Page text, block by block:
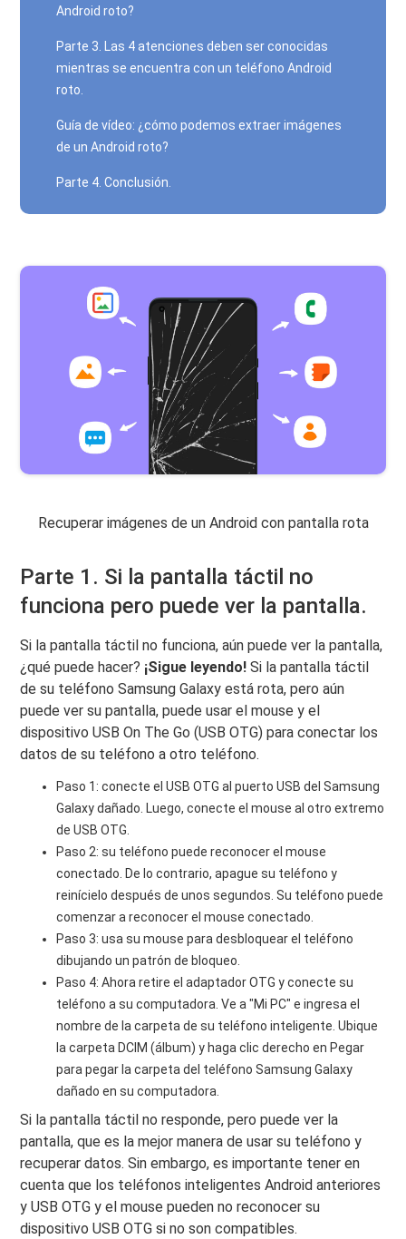
Android roto?
Parte 3. Las 4 atenciones deben ser conocidas
mientras se encuentra con un teléfono Android
roto.
Guía de vídeo: ¿cómo podemos extraer imágenes
de un Android roto?
Parte 4. Conclusión.
Recuperar imágenes de un Android con pantalla rota
Parte 1. Si la pantalla táctil no
funciona pero puede ver la pantalla.
Si la pantalla táctil no funciona, aún puede ver la pantalla,
¿qué puede hacer? ¡Sigue leyendo! Si la pantalla táctil
de su teléfono Samsung Galaxy está rota, pero aún
puede ver su pantalla, puede usar el mouse y el
dispositivo USB On The Go (USB OTG) para conectar los
datos de su teléfono a otro teléfono.
Paso 1: conecte el USB OTG al puerto USB del Samsung
Galaxy dañado. Luego, conecte el mouse al otro extremo
de USB OTG.
Paso 2: su teléfono puede reconocer el mouse
conectado. De lo contrario, apague su teléfono y
reinícielo después de unos segundos. Su teléfono puede
comenzar a reconocer el mouse conectado.
Paso 3: usa su mouse para desbloquear el teléfono
dibujando un patrón de bloqueo.
Paso 4: Ahora retire el adaptador OTG y conecte su
teléfono a su computadora. Ve a "Mi PC" e ingresa el
nombre de la carpeta de su teléfono inteligente. Ubique
la carpeta DCIM (álbum) y haga clic derecho en Pegar
para pegar la carpeta del teléfono Samsung Galaxy
dañado en su computadora.
Si la pantalla táctil no responde, pero puede ver la
pantalla, que es la mejor manera de usar su teléfono y
recuperar datos. Sin embargo, es importante tener en
cuenta que los teléfonos inteligentes Android anteriores
y USB OTG y el mouse pueden no reconocer su
dispositivo USB OTG si no son compatibles.